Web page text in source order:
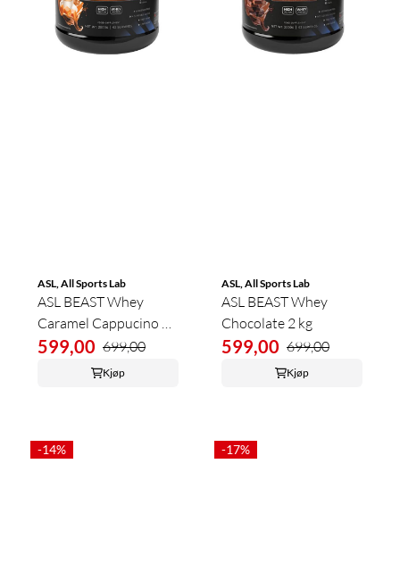
ASL, All Sports Lab
ASL BEAST Whey
Caramel Cappucino 2
kg
599,00 699,00
Kjøp
ASL, All Sports Lab
ASL BEAST Whey
Chocolate 2 kg
599,00 699,00
Kjøp
-14% -17%